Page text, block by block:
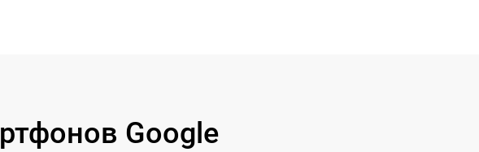
Google